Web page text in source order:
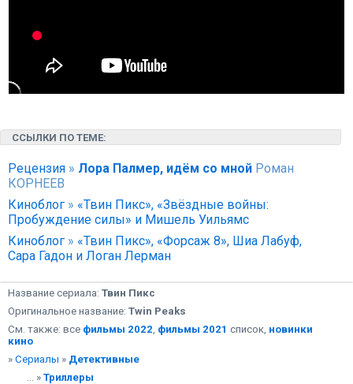
ССЫЛКИ ПО ТЕМЕ:
Рецензия » Лора Палмер, идём со мной Роман
КОРНЕЕВ
Киноблог » «Твин Пикс», «Звёздные войны:
Пробуждение силы» и Мишель Уильямс
Киноблог » «Твин Пикс», «Форсаж 8», Шиа Лабуф,
Сара Гадон и Логан Лерман
Название сериала: Твин Пикс
Оригинальное название: Twin Peaks
См. также: все фильмы 2022, фильмы 2021 список, новинки
кино
» Сериалы » Детективные
... » Триллеры